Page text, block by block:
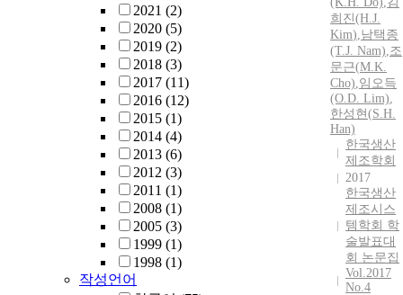
2021 (2)
2020 (5)
2019 (2)
2018 (3)
2017 (11)
2016 (12)
2015 (1)
2014 (4)
2013 (6)
2012 (3)
2011 (1)
2008 (1)
2005 (3)
1999 (1)
1998 (1)
작성언어
희진(H.J.
Kim),남택종
(T.J. Nam),조
문근(M.K.
Cho),임오득
(O.D. Lim),
한성현(S.H.
Han)
한국생산
제조학회
2017
한국생산
제조시스
템학회 학
술발표대
회 논문집
Vol.2017
No.4